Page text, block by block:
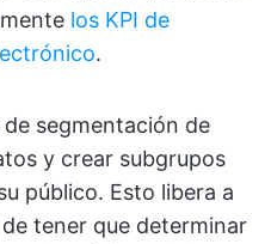
los KPI de
.
segmentación de
y crear subgrupos
público. Esto libera a
tener que determinar